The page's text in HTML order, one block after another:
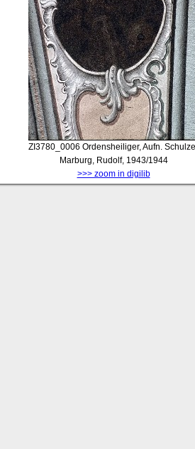
ZI3780_0006 Ordensheiliger, Aufn.
Marburg, Rudolf, 1943/1944
>>> zoom in digilib